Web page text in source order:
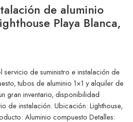
de aluminio
Playa Blanca,
servicio de suministro e instalación de
tubos de aluminio 1×1 y alquiler de
gran inventario, disponibilidad
de instalación. Ubicación: Lighthouse,
Aluminio compuesto Detalles: